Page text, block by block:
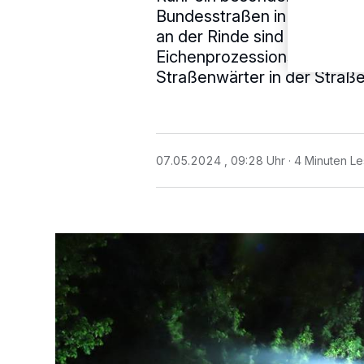
Bundesstraßen in ihrem
an der Rinde sind ein
Eichenprozessionsspinners
Straßenwärter in der
07.05.2024 , 09:28 Uhr 4 Minuten